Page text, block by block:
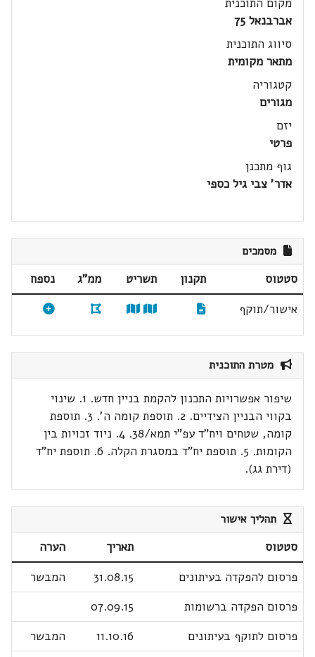
אברבנאל 75
סיווג התוכנית
מתאר מקומית
קטגוריה
מגורים
יזם
פרטי
גוף מתכנן
אדר' צבי גיל כספי
מסמכים
סטטוס תקנון תשריט ממ"ג
נספח
אישור/תוקף
מטרת התוכנית
שיפור אפשרויות התכנון להקמת בניין חדש. 1. שינוי
בקווי הבניין הצידיים. 2. תוספת קומה ה'. 3. תוספת
קומה, שטחים ויח"ד עפ"י תמא/38. 4. ניוד זכויות בין
הקומות. 5. תוספת יח"ד במסגרת הקלה. 6. תוספת יח"ד
(דירת גג).
תהליך אישור
סטטוס תאריך
הערה
פרסום להפקדה בעיתונים
31.08.15
המבשר
פרסום הפקדה ברשומות
07.09.15
פרסום לתוקף בעיתונים
11.10.16
המבשר